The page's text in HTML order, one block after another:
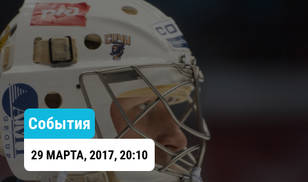
События
29 МАРТА, 2017, 20:10